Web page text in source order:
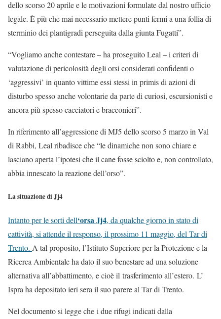
dello scorso 20 aprile e le motivazioni formulate dal nostro ufficio
legale. È più che mai necessario mettere punti fermi a una follia di
sterminio dei plantigradi perseguita dalla giunta Fugatti”.
“Vogliamo anche contestare – ha proseguito Leal – i criteri di
valutazione di pericolosità degli orsi considerati confidenti o
‘aggressivi’ in quanto vittime essi stessi in primis di azioni di
disturbo spesso anche volontarie da parte di curiosi, escursionisti e
ancora più spesso cacciatori e bracconieri”.
In riferimento all’aggressione di MJ5 dello scorso 5 marzo in Val
di Rabbi, Leal ribadisce che “le dinamiche non sono chiare e
lasciano aperta l’ipotesi che il cane fosse sciolto e, non controllato,
abbia innescato la reazione dell’orso”.
La situazione di Jj4
Intanto per le sorti dell‘orsa Jj4, da qualche giorno in stato di
cattività, si attende il responso, il prossimo 11 maggio, del Tar di
Trento. A tal proposito, l’Istituto Superiore per la Protezione e la
Ricerca Ambientale ha dato il suo benestare ad una soluzione
alternativa all’abbattimento, e cioè il trasferimento all’estero. L’
Ispra ha depositato ieri sera il suo parere al Tar di Trento.
Nel documento si legge che i due rifugi indicati dalla